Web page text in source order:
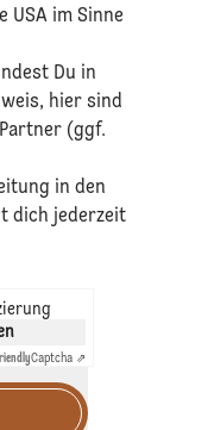
USA im Sinne
Du in
, hier sind
(ggf.
in den
dich jederzeit
Captcha ⇗